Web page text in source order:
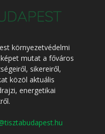
környezetvédelmi
mutat a főváros
sikereiről,
közöl aktuális
energetikai